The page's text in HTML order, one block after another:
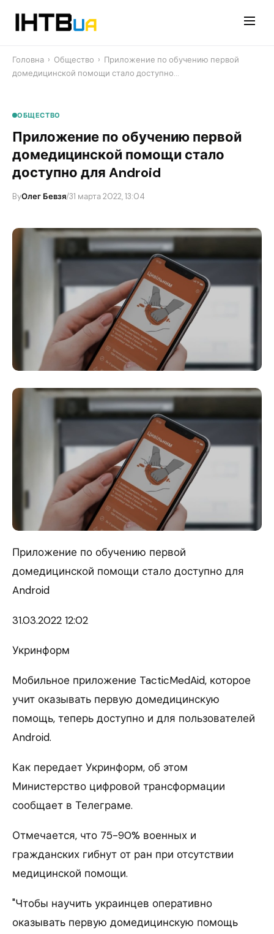
Головна › Общество › Приложение по обучению первой
домедицинской помощи стало доступно…
ОБЩЕСТВО
Приложение по обучению первой
домедицинской помощи стало
доступно для Android
ByОлег Бевзя/31 марта 2022, 13:04
Приложение по обучению первой
домедицинской помощи стало доступно для
Android
31.03.2022 12:02
Укринформ
Мобильное приложение TacticMedAid, которое
учит оказывать первую домедицинскую
помощь, теперь доступно и для пользователей
Android.
Как передает Укринформ, об этом
Министерство цифровой трансформации
сообщает в Телеграме.
Отмечается, что 75-90% военных и
гражданских гибнут от ран при отсутствии
медицинской помощи.
"Чтобы научить украинцев оперативно
оказывать первую домедицинскую помощь